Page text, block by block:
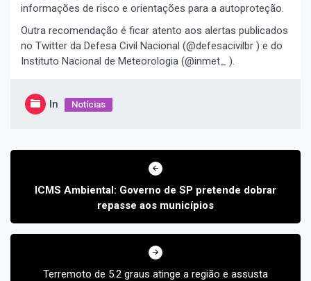
informações de risco e orientações para a autoproteção.
Outra recomendação é ficar atento aos alertas publicados
no Twitter da Defesa Civil Nacional (@defesacivilbr ) e do
Instituto Nacional de Meteorologia (@inmet_ ).
In Notícias
Navegação
PostICMS Ambiental: Governo de SP pretende dobrar
repasse aos municípios
Terremoto de 5.2 graus atinge a região e assusta